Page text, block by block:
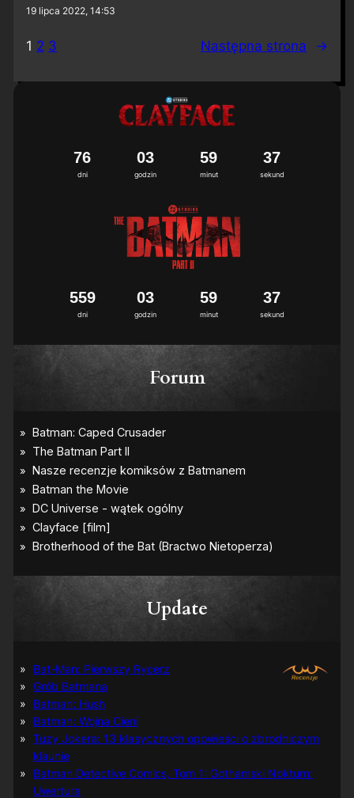
19 lipca 2022, 14:53
1 2 3 Następna strona →
dni
76
godzin
03
minut
59
sekund
36
7
dni
559
godzin
03
minut
59
sekund
36
7
Forum
Update
Bat-Man: Pierwszy Rycerz
Grób Batmana
Batman: Hush
Batman: Wojna Cieni
Tuzy Jokera: 13 klasycznych opowieści o zbrodniczym
klaunie
Batman Detective Comics, Tom 1: Gothamski Nokturn:
Uwertura